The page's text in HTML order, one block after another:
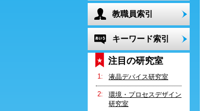
教職員索引
キーワード索引
注目の研究室
液晶デバイス研究室
環境・プロセスデザイン
研究室